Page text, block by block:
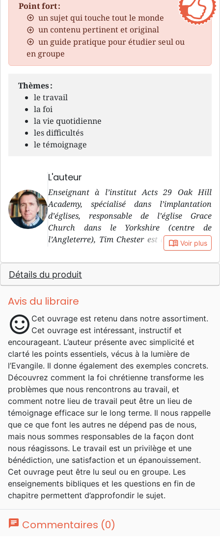
Point fort :
un sujet qui touche tout le monde
un contenu pertinent et original
un guide pratique pour étudier seul ou
en groupe
Thèmes :
le travail
la foi
la vie quotidienne
les difficultés
le témoignage
L'auteur
Enseignant à l’institut Acts 29 Oak Hill
Academy, spécialisé dans l’implantation
d’églises, responsable de l’église Grace
Church dans le Yorkshire (centre de
l’Angleterre), Tim Chester est aussi l’auteur
d’une trentaine d’ouvrages. Il est marié et
père de deux enfants.
book_open Voir plus
Détails du produit
Avis du libraire
sentiment_satisfied Cet ouvrage est retenu dans notre assortiment.
Cet ouvrage est intéressant, instructif et
encourageant. L’auteur présente avec simplicité et
clarté les points essentiels, vécus à la lumière de
l’Evangile. Il donne également des exemples concrets.
Découvrez comment la foi chrétienne transforme les
problèmes que nous rencontrons au travail, et
comment notre lieu de travail peut être un lieu de
témoignage efficace sur le long terme. Il nous rappelle
que ce que font les autres ne dépend pas de nous,
mais nous sommes responsables de la façon dont
nous réagissons. Le travail est un privilège et une
bénédiction, une satisfaction et un épanouissement.
Cet ouvrage peut être lu seul ou en groupe. Les
enseignements bibliques et les questions en fin de
chapitre permettent d’approfondir le sujet.
chat Commentaires (0)